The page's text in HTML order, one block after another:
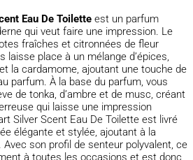
Eau De Toilette est un parfum
qui veut faire une impression. Le
fraîches et citronnées de fleur
laisse place à un mélange d’épices,
la cardamome, ajoutant une touche de
parfum. À la base du parfum, vous
de tonka, d’ambre et de musc, créant
qui laisse une impression
Silver Scent Eau De Toilette est livré
élégante et stylée, ajoutant à la
son profil de senteur polyvalent, ce
à toutes les occasions et est donc